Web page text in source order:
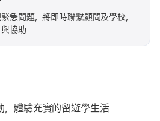
急問題，將即時聯繫顧問及學校，
協助
，體驗充實的留遊學生活